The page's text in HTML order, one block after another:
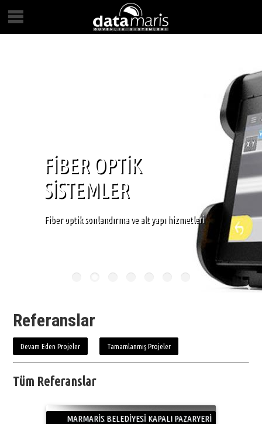
FİBER OPTİK
SİSTEMLER
Fiber optik sonlandırma ve alt yapı hizmetleri
Referanslar
Devam Eden Projeler Tamamlanmış Projeler
Tüm Referanslar
MARMARİS BELEDİYESİ KAPALI PAZARYERİ